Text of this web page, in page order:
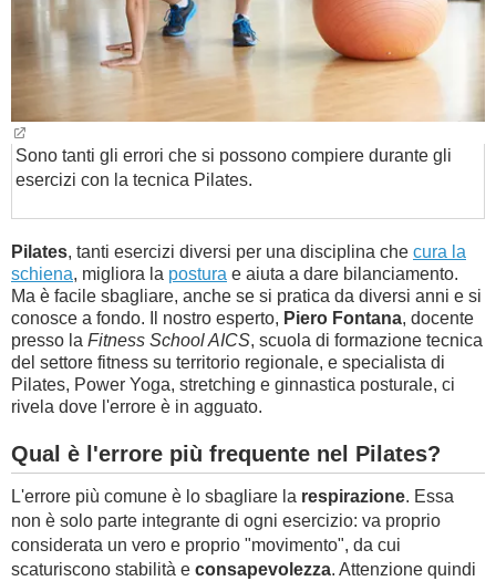
GUIDE
Sono tanti gli errori che si possono compiere durante gli
esercizi con la tecnica Pilates.
Pilates, tanti esercizi diversi per una disciplina che cura la
schiena, migliora la postura e aiuta a dare bilanciamento.
Ma è facile sbagliare, anche se si pratica da diversi anni e si
conosce a fondo. Il nostro esperto, Piero Fontana, docente
presso la Fitness School AICS, scuola di formazione tecnica
del settore fitness su territorio regionale, e specialista di
Pilates, Power Yoga, stretching e ginnastica posturale, ci
rivela dove l'errore è in agguato.
Qual è l'errore più frequente nel Pilates?
L'errore più comune è lo sbagliare la respirazione. Essa
non è solo parte integrante di ogni esercizio: va proprio
considerata un vero e proprio "movimento", da cui
scaturiscono stabilità e consapevolezza. Attenzione quindi